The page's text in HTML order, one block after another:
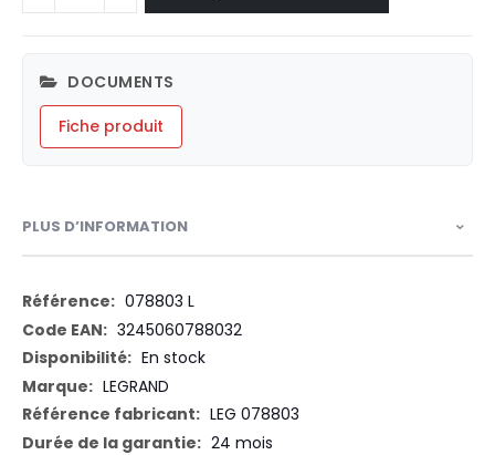
DOCUMENTS
Fiche produit
PLUS D’INFORMATION
Plus
d’information
078803 L
3245060788032
En stock
LEGRAND
LEG 078803
24 mois